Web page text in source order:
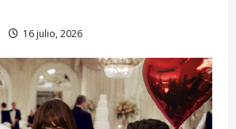
16 julio, 2026